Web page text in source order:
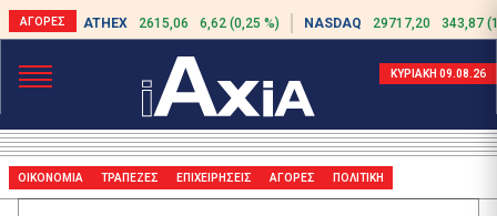
ATHEX 2615,06 6,62 (0,25 %) NASDAQ 29717,20 343,87
ΚΥΡΙΑΚΗ 09.08.26
ΟΙΚΟΝΟΜΙΑ ΤΡΑΠΕΖΕΣ ΕΠΙΧΕΙΡΗΣΕΙΣ ΑΓΟΡΕΣ ΠΟΛΙΤΙΚΗ